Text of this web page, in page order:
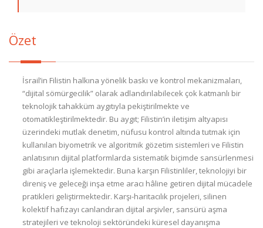
Özet
İsrail’in Filistin halkına yönelik baskı ve kontrol mekanizmaları,
“dijital sömürgecilik” olarak adlandırılabilecek çok katmanlı bir
teknolojik tahakküm aygıtıyla pekiştirilmekte ve
otomatikleştirilmektedir. Bu aygıt; Filistin’in iletişim altyapısı
üzerindeki mutlak denetim, nüfusu kontrol altında tutmak için
kullanılan biyometrik ve algoritmik gözetim sistemleri ve Filistin
anlatısının dijital platformlarda sistematik biçimde sansürlenmesi
gibi araçlarla işlemektedir. Buna karşın Filistinliler, teknolojiyi bir
direniş ve geleceği inşa etme aracı hâline getiren dijital mücadele
pratikleri geliştirmektedir. Karşı-haritacılık projeleri, silinen
kolektif hafızayı canlandıran dijital arşivler, sansürü aşma
stratejileri ve teknoloji sektöründeki küresel dayanışma